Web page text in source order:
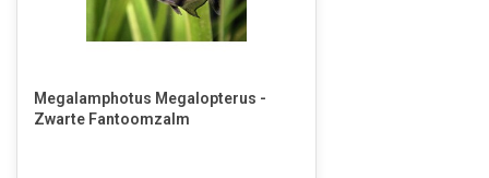
Megalamphotus Megalopterus -
Zwarte Fantoomzalm